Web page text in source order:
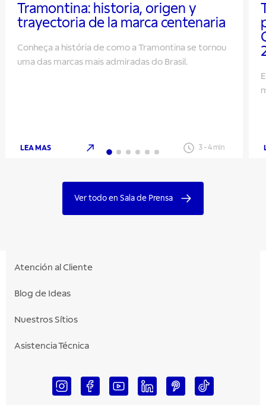
Tramontina: historia, origen y
trayectoria de la marca centenaria
Conheça a história de como a Tramontina se tornou
uma das marcas mais admiradas do Brasil.
LEA MAS 3-4 min
Ver todo en Sala de Prensa
Atención al Cliente
Blog de Ideas
Nuestros Sítios
Asistencia Técnica